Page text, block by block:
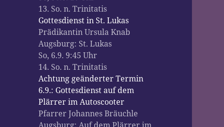
13. So. n. Trinitatis
Gottesdienst in St. Lukas
Prädikantin Ursula Knab
Augsburg: St. Lukas
So, 6.9. 9:45 Uhr
14. So. n. Trinitatis
Achtung geänderter Termin
6.9.: Gottesdienst auf dem
Plärrer im Autoscooter
Pfarrer Johannes Bräuchle